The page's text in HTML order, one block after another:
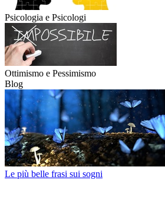
Psicologia e Psicologi
Ottimismo e Pessimismo
Blog
Le più belle frasi sui sogni